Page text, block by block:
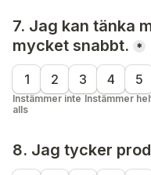
7. Jag kan tänka
mycket snabbt. *
1 2 3 4 5
Instämmer inte
alls
Instämmer
8. Jag tycker